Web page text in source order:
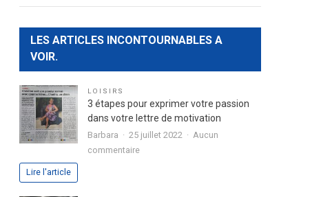
LES ARTICLES INCONTOURNABLES A
VOIR.
LOISIRS
3 étapes pour exprimer votre passion
dans votre lettre de motivation
Barbara 25 juillet 2022
Aucun
commentairesur
Lire l'article